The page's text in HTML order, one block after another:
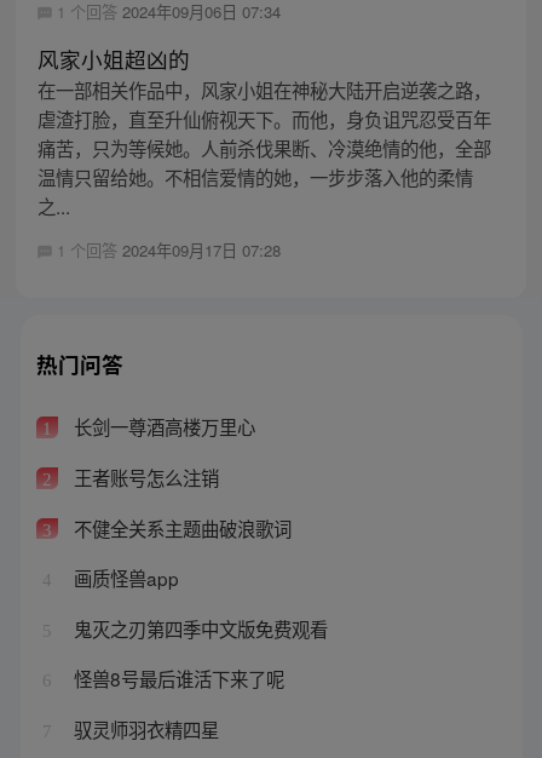
1 个回答 2024年09月06日 07:34
风家小姐超凶的
在一部相关作品中，风家小姐在神秘大陆开启逆袭之路，
虐渣打脸，直至升仙俯视天下。而他，身负诅咒忍受百年
痛苦，只为等候她。人前杀伐果断、冷漠绝情的他，全部
温情只留给她。不相信爱情的她，一步步落入他的柔情
之...
1 个回答 2024年09月17日 07:28
热门问答
1 长剑一尊酒高楼万里心
2 王者账号怎么注销
3 不健全关系主题曲破浪歌词
4 画质怪兽app
5 鬼灭之刃第四季中文版免费观看
6 怪兽8号最后谁活下来了呢
7 驭灵师羽衣精四星